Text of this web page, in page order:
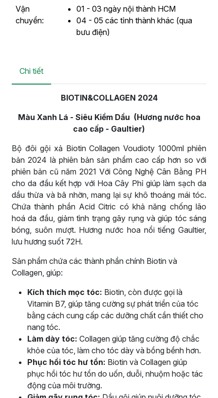
Vận
chuyển:
01 - 03 ngày nội thành HCM
04 - 05 các tỉnh thành khác (qua
bưu điện)
Chi tiết
BIOTIN&COLLAGEN 2024
Màu Xanh Lá - Siêu Kiềm Dầu (Hương nước hoa
cao cấp - Gaultier)
Bộ đôi gội xả Biotin Collagen Voudioty 1000ml phiên
bản 2024 là phiên bản sản phẩm cao cấp hơn so với
phiên bản cũ năm 2021 Với Công Nghệ Cân Bằng PH
cho da đầu kết hợp với Hoa Cây Phỉ giúp làm sạch da
dầu thừa và bã nhờn, mang lại sự khô thoáng mái tóc.
Chứa thành phần Acid Citric có khả năng chống lão
hoá da đầu, giảm tình trạng gãy rụng và giúp tóc sáng
bóng, suôn mượt. Hương nước hoa nổi tiếng Gaultier,
lưu hương suốt 72H.
Sản phẩm chứa các thành phần chính Biotin và
Collagen, giúp:
Kích thích mọc tóc: Biotin, còn được gọi là
Vitamin B7, giúp tăng cường sự phát triển của tóc
bằng cách cung cấp các dưỡng chất cần thiết cho
nang tóc.
Làm dày tóc: Collagen giúp tăng cường độ chắc
khỏe của tóc, làm cho tóc dày và bồng bềnh hơn.
Phục hồi tóc hư tổn: Biotin và Collagen giúp
phục hồi tóc hư tổn do uốn, duỗi, nhuộm hoặc tác
động của môi trường.